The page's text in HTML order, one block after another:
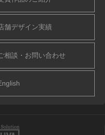
舗デザイン実績
相談・お問い合わせ